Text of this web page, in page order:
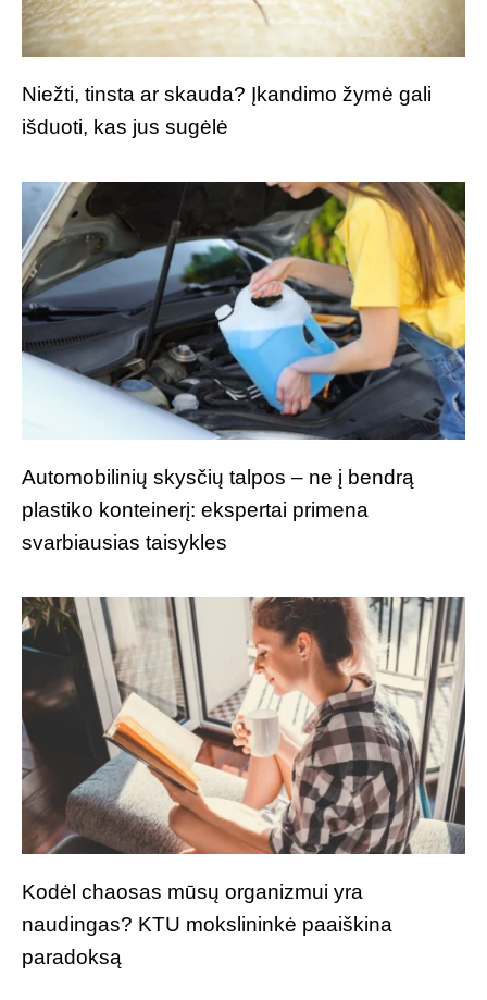
Niežti, tinsta ar skauda? Įkandimo žymė gali
išduoti, kas jus sugėlė
Automobilinių skysčių talpos – ne į bendrą
plastiko konteinerį: ekspertai primena
svarbiausias taisykles
Kodėl chaosas mūsų organizmui yra
naudingas? KTU mokslininkė paaiškina
paradoksą